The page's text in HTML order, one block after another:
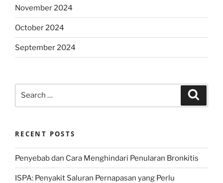
November 2024
October 2024
September 2024
RECENT POSTS
Penyebab dan Cara Menghindari Penularan Bronkitis
ISPA: Penyakit Saluran Pernapasan yang Perlu